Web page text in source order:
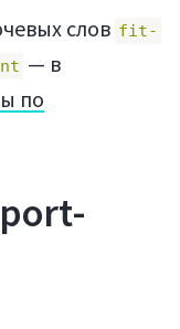
слов fit-
— в
по